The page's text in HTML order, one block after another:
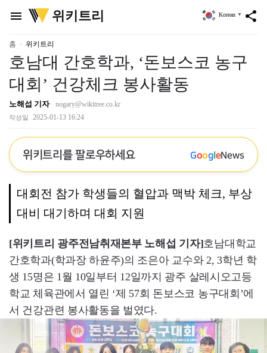
menu
위
키
리
위키트리 share
Korean ▼
홈 위키트리
호남대 간호학과, ‘돈보스코 농구
대회’ 건강체크 봉사활동
노해섭 기자 nogary@wikitree.co.kr
작성일 2025-01-13 16:24
위키트리를 팔로우하세요 GoogleNews
대회전 참가 학생들의 혈압과 맥박 체크, 부상
대비 대기하며 대회 지원
[위키트리 광주전남취재본부 노해섭 기자]호남대학교
간호학과(학과장 하윤주)의 조은아 교수와 2, 3학년 학
생 15명은 1월 10일부터 12일까지 광주 살레시오고등
학교 체육관에서 열린 ‘제 57회 돈보스코 농구대회’에
서 건강관련 봉사활동을 벌였다.